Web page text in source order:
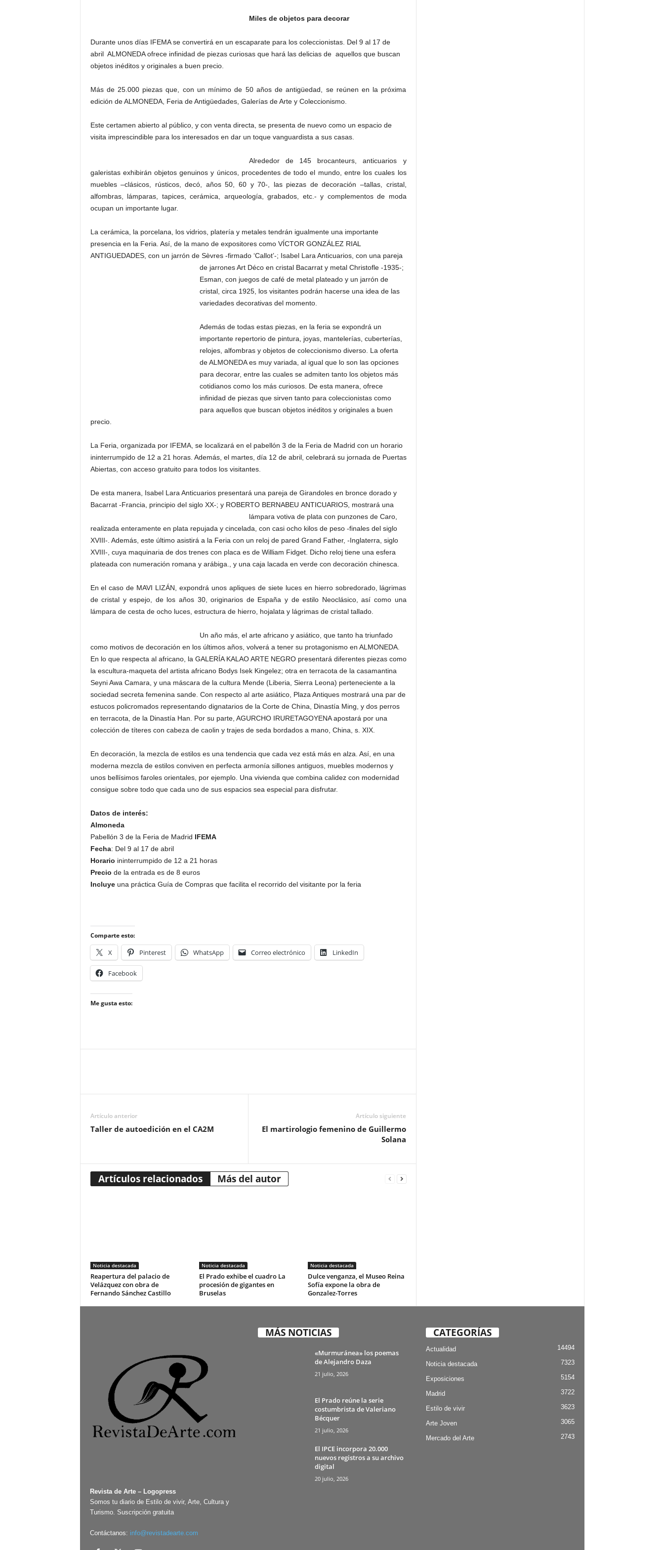
Miles de objetos para decorar
Durante unos días IFEMA se convertirá en un escaparate para los coleccionistas. Del 9 al 17 de
abril ALMONEDA ofrece infinidad de piezas curiosas que hará las delicias de aquellos que buscan
objetos inéditos y originales a buen precio.
Más de 25.000 piezas que, con un mínimo de 50 años de antigüedad, se reúnen en la próxima
edición de ALMONEDA, Feria de Antigüedades, Galerías de Arte y Coleccionismo.
Este certamen abierto al público, y con venta directa, se presenta de nuevo como un espacio de
visita imprescindible para los interesados en dar un toque vanguardista a sus casas.
Alrededor de 145 brocanteurs, anticuarios y
galeristas exhibirán objetos genuinos y únicos, procedentes de todo el mundo, entre los cuales los
muebles –clásicos, rústicos, decó, años 50, 60 y 70-, las piezas de decoración –tallas, cristal,
alfombras, lámparas, tapices, cerámica, arqueología, grabados, etc.- y complementos de moda
ocupan un importante lugar.
La cerámica, la porcelana, los vidrios, platería y metales tendrán igualmente una importante
presencia en la Feria. Así, de la mano de expositores como VÍCTOR GONZÁLEZ RIAL
ANTIGUEDADES, con un jarrón de Sèvres -firmado ‘Callot’-; Isabel Lara Anticuarios, con una pareja
de jarrones Art Déco en cristal Bacarrat y metal Christofle -1935-;
Esman, con juegos de café de metal plateado y un jarrón de
cristal, circa 1925, los visitantes podrán hacerse una idea de las
variedades decorativas del momento.
Además de todas estas piezas, en la feria se expondrá un
importante repertorio de pintura, joyas, mantelerías, cuberterías,
relojes, alfombras y objetos de coleccionismo diverso. La oferta
de ALMONEDA es muy variada, al igual que lo son las opciones
para decorar, entre las cuales se admiten tanto los objetos más
cotidianos como los más curiosos. De esta manera, ofrece
infinidad de piezas que sirven tanto para coleccionistas como
para aquellos que buscan objetos inéditos y originales a buen
precio.
La Feria, organizada por IFEMA, se localizará en el pabellón 3 de la Feria de Madrid con un horario
ininterrumpido de 12 a 21 horas. Además, el martes, día 12 de abril, celebrará su jornada de Puertas
Abiertas, con acceso gratuito para todos los visitantes.
De esta manera, Isabel Lara Anticuarios presentará una pareja de Girandoles en bronce dorado y
Bacarrat -Francia, principio del siglo XX-; y ROBERTO BERNABEU ANTICUARIOS, mostrará una
lámpara votiva de plata con punzones de Caro,
realizada enteramente en plata repujada y cincelada, con casi ocho kilos de peso -finales del siglo
XVIII-. Además, este último asistirá a la Feria con un reloj de pared Grand Father, -Inglaterra, siglo
XVIII-, cuya maquinaria de dos trenes con placa es de William Fidget. Dicho reloj tiene una esfera
plateada con numeración romana y arábiga., y una caja lacada en verde con decoración chinesca.
En el caso de MAVI LIZÁN, expondrá unos apliques de siete luces en hierro sobredorado, lágrimas
de cristal y espejo, de los años 30, originarios de España y de estilo Neoclásico, así como una
lámpara de cesta de ocho luces, estructura de hierro, hojalata y lágrimas de cristal tallado.
Un año más, el arte africano y asiático, que tanto ha triunfado
como motivos de decoración en los últimos años, volverá a tener su protagonismo en ALMONEDA.
En lo que respecta al africano, la GALERÍA KALAO ARTE NEGRO presentará diferentes piezas como
la escultura-maqueta del artista africano Bodys Isek Kingelez; otra en terracota de la casamantina
Seyni Awa Camara, y una máscara de la cultura Mende (Liberia, Sierra Leona) perteneciente a la
sociedad secreta femenina sande. Con respecto al arte asiático, Plaza Antiques mostrará una par de
estucos policromados representando dignatarios de la Corte de China, Dinastía Ming, y dos perros
en terracota, de la Dinastía Han. Por su parte, AGURCHO IRURETAGOYENA apostará por una
colección de títeres con cabeza de caolin y trajes de seda bordados a mano, China, s. XIX.
En decoración, la mezcla de estilos es una tendencia que cada vez está más en alza. Así, en una
moderna mezcla de estilos conviven en perfecta armonía sillones antiguos, muebles modernos y
unos bellísimos faroles orientales, por ejemplo. Una vivienda que combina calidez con modernidad
consigue sobre todo que cada uno de sus espacios sea especial para disfrutar.
Datos de interés:
Almoneda
Pabellón 3 de la Feria de Madrid IFEMA
Fecha: Del 9 al 17 de abril
Horario ininterrumpido de 12 a 21 horas
Precio de la entrada es de 8 euros
Incluyeuna práctica Guía de Compras que facilita el recorrido del visitante por la feria
Comparte esto:
X Pinterest WhatsApp Correo electrónico LinkedIn
Facebook
Me gusta esto:
Artículo anterior
Taller de autoedición en el CA2M
Artículo siguiente
El martirologio femenino de Guillermo
Solana
Artículos relacionados Más del autor
Noticia destacada
Reapertura del palacio de
Velázquez con obra de
Fernando Sánchez Castillo
Noticia destacada
El Prado exhibe el cuadro La
procesión de gigantes en
Bruselas
Noticia destacada
Dulce venganza, el Museo Reina
Sofía expone la obra de
Gonzalez-Torres
Revista de Arte – Logopress
Somos tu diario de Estilo de vivir, Arte, Cultura y
Turismo. Suscripción gratuita
Contáctanos: info@revistadearte.com
MÁS NOTICIAS
«Murmuránea» los poemas
de Alejandro Daza
21 julio, 2026
El Prado reúne la serie
costumbrista de Valeriano
Bécquer
21 julio, 2026
El IPCE incorpora 20.000
nuevos registros a su archivo
digital
20 julio, 2026
CATEGORÍAS
Actualidad 14494
Noticia destacada 7323
Exposiciones 5154
Madrid 3722
Estilo de vivir 3623
Arte Joven 3065
Mercado del Arte 2743